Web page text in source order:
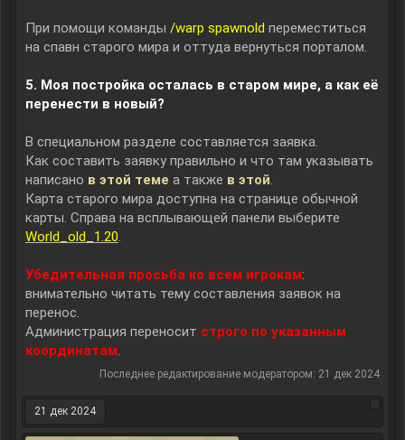
При помощи команды /warp spawnold переместиться
на спавн старого мира и оттуда вернуться порталом.
5. Моя постройка осталась в старом мире, а как её
перенести в новый?
В специальном разделе составляется заявка.
Как составить заявку правильно и что там указывать
написано в этой теме а также в этой.
Карта старого мира доступна на странице обычной
карты. Справа на всплывающей панели выберите
World_old_1.20.
Убедительная просьба ко всем игрокам:
внимательно читать тему составления заявок на
перенос.
Администрация переносит строго по указанным
координатам.
Последнее редактирование модератором: 21 дек 2024
21 дек 2024